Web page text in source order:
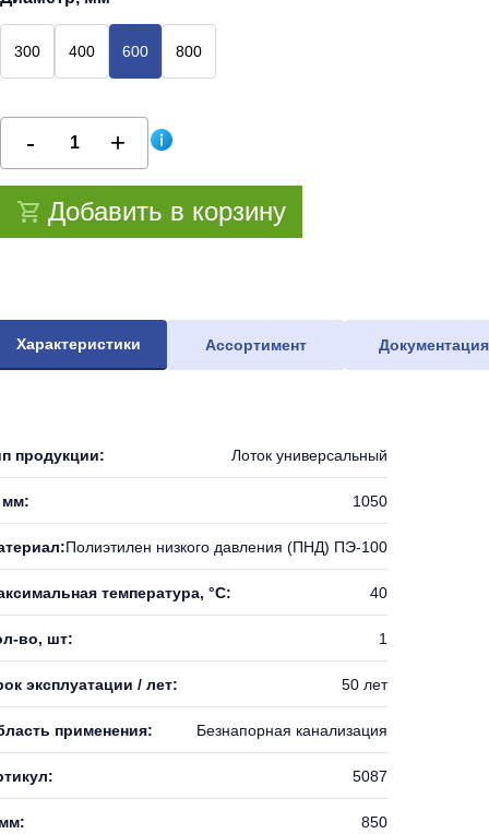
300 400 600 800
Добавить в корзину
Характеристики Ассортимент Документация
продукции: Лоток универсальный
мм: 1050
Полиэтилен низкого давления (ПНД) ПЭ-100
температура, °С: 40
во, шт: 1
эксплуатации / лет: 50 лет
применения: Безнапорная канализация
5087
850